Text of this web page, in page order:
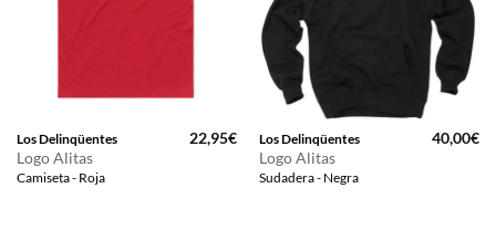
Los Delinqüentes
Logo Alitas
Camiseta - Roja
22,95€ Los Delinqüentes
Logo Alitas
Sudadera - Negra
40,00€